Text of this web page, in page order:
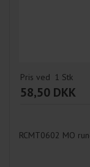
Pris ved 1 Stk
58,50 DKK
RCMT0602 MO